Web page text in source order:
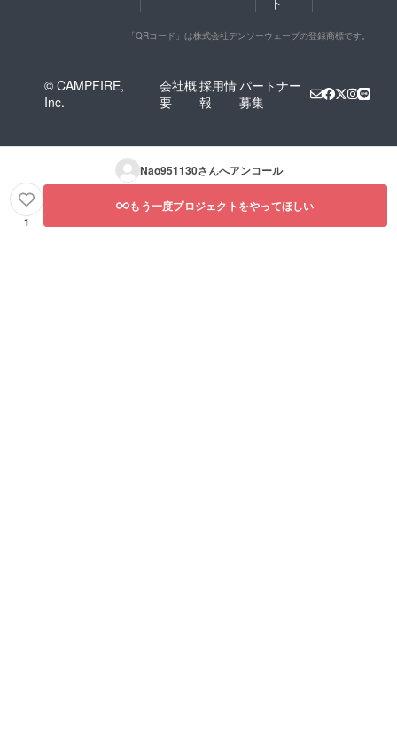
「QRコード」は株式会社デンソーウェーブの登録商標です。
© CAMPFIRE,
Inc.
会社概
要
採用情
報
パートナー
募集
Nao951130さんへアンコール
1
もう一度プロジェクトをやってほしい